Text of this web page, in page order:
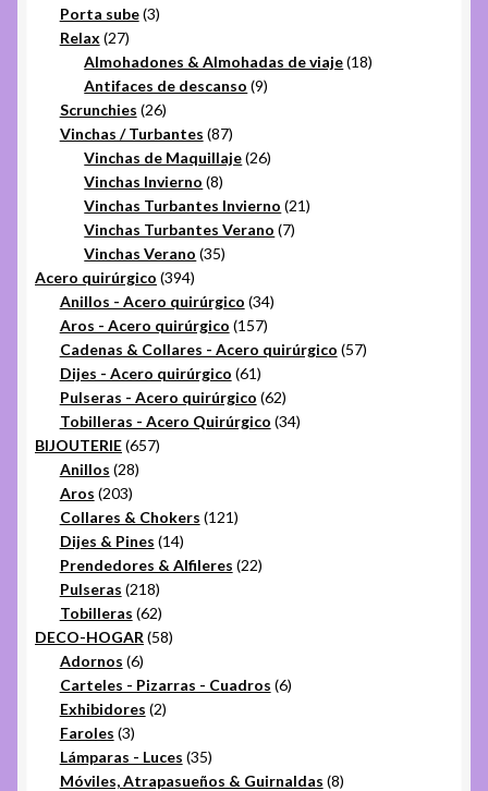
productos
Porta sube 33
Relax 2727
productos
Almohadones & Almohadas de viaje 1818
Antifaces de descanso 99
Scrunchies 2626
productos
Vinchas / Turbantes 8787
productos
Vinchas de Maquillaje 2626
Vinchas Invierno 88
productos
Vinchas Turbantes Invierno 2121
Vinchas Turbantes Verano 77
Vinchas Verano 3535
Acero quirúrgico 394394
productos
Anillos - Acero quirúrgico 3434
Aros - Acero quirúrgico 157157
productos
Cadenas & Collares - Acero quirúrgico 5757
Dijes - Acero quirúrgico 6161
productos
Pulseras - Acero quirúrgico 6262
productos
Tobilleras - Acero Quirúrgico 3434
BIJOUTERIE 657657
Anillos 2828
Aros 203203
productos
Collares & Chokers 121121
Dijes & Pines 1414
productos
Prendedores & Alfileres 2222
Pulseras 218218
productos
Tobilleras 6262
productos
DECO-HOGAR 5858
Adornos 66
productos
Carteles - Pizarras - Cuadros 66
Exhibidores 22
Faroles 33
productos
Lámparas - Luces 3535
productos
Móviles, Atrapasueños & Guirnaldas 88